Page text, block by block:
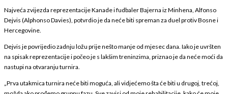
Najveća zvijezda reprezentacije Kanade i fudbaler Bajerna iz Minhena, Alfonso
Dejvis (Alphonso Davies), potvrdio je da neće biti spreman za duel protiv Bosne i
Hercegovine.
Dejvis je povrijedio zadnju ložu prije nešto manje od mjesec dana. Iako je uvršten
na spisak reprezentacije i počeo je s lakšim treninzima, priznao je da neće moći da
nastupi na otvaranju turnira.
„Prva utakmica turnira neće biti moguća, ali vidjećemo šta će biti u drugoj, trećoj,